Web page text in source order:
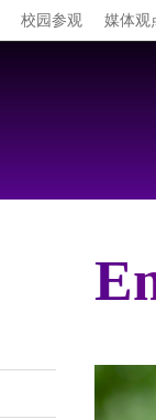
校园参观 媒体观